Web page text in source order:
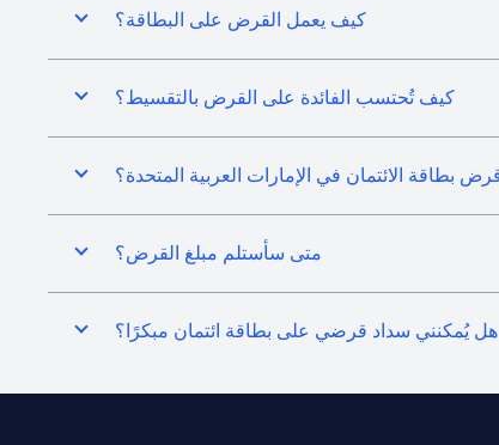
كيف يعمل القرض على البطاقة؟
كيف تُحتسب الفائدة على القرض بالتقسيط؟
بطاقة الائتمان في الإمارات العربية المتحدة؟
متى سأستلم مبلغ القرض؟
هل يُمكنني سداد قرضي على بطاقة ائتمان مبكرًا؟